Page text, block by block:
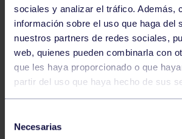
sociales y analizar el tráfico. Además,
información sobre el uso que haga del
nuestros partners de redes sociales,
web, quienes pueden combinarla con
que les haya proporcionado o que
partir del uso que haya hecho de sus
Necesarias
Hockey 28 Jul 2026
ÓSCAR PALOMERO, RUMBO